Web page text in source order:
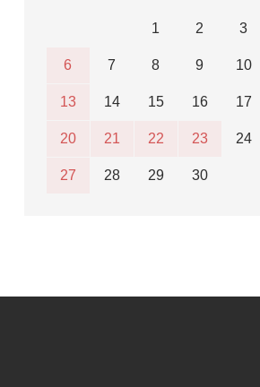
1 2 3
6 7 8 9 10
13 14 15 16 17
20 21 22 23 24
27 28 29 30